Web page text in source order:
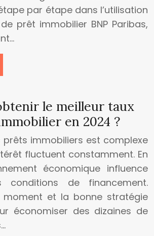
par étape dans l’utilisation
prêt immobilier BNP Paribas,
le meilleur taux
en 2024 ?
prêts immobiliers est complexe
fluctuent constamment. En
économique influence
conditions de financement.
moment et la bonne stratégie
économiser des dizaines de